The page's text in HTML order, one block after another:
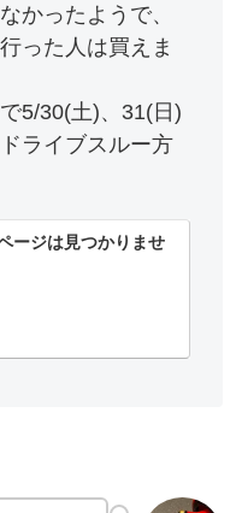
かったようで、
った人は買えま
5/30(土)、31(日)
ライブスルー方
ージは見つかりませ